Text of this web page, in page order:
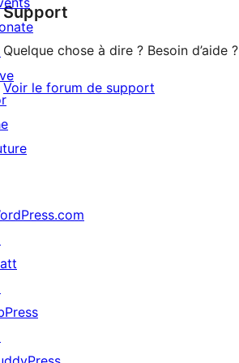
reviews
Support
Quelque chose à dire ? Besoin d’aide ?
Voir le forum de support